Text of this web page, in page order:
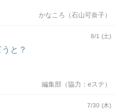
かなころ（石山可奈子）
8/1 (土)
と？
編集部（協力：eステ）
7/30 (木)